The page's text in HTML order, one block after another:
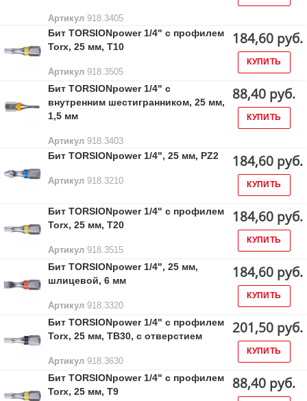
Артикул 918.3405
Бит TORSIONpower 1/4" с профилем
Torx, 25 мм, Т10
Артикул 918.3505
184,60 руб.
КУПИТЬ
Бит TORSIONpower 1/4" с
внутренним шестигранником, 25 мм,
1,5 мм
Артикул 918.3403
88,40 руб.
КУПИТЬ
Бит TORSIONpower 1/4", 25 мм, PZ2
Артикул 918.3210
184,60 руб.
КУПИТЬ
Бит TORSIONpower 1/4" с профилем
Torx, 25 мм, Т20
Артикул 918.3515
184,60 руб.
КУПИТЬ
Бит TORSIONpower 1/4", 25 мм,
шлицевой, 6 мм
Артикул 918.3320
184,60 руб.
КУПИТЬ
Бит TORSIONpower 1/4" с профилем
Torx, 25 мм, ТВ30, с отверстием
Артикул 918.3630
201,50 руб.
КУПИТЬ
Бит TORSIONpower 1/4" с профилем
Torx, 25 мм, Т9
88,40 руб.